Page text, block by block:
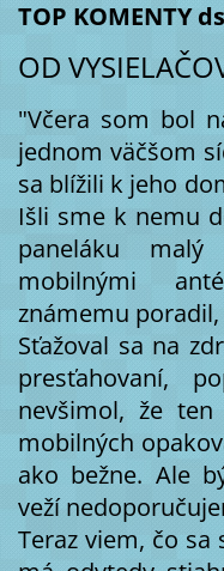
TOP KOMENTY
OD
"Včera som bol
jednom väčšom
sa blížili k jeho
Išli sme k nemu
paneláku
mobilnými
známemu
Sťažoval sa na
presťahovaní,
nevšimol, že
mobilných
ako bežne. Ale
veží
Teraz viem, čo